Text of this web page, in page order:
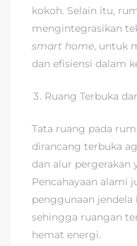
kokoh. Selain itu,
mengintegrasikan
smart home, untuk
dan efisiensi dalam
Ruang Terbuka
Tata ruang pada
dirancang terbuka
dan alur pergerakan
Pencahayaan alami
penggunaan jendela
sehingga ruangan
hemat energi.